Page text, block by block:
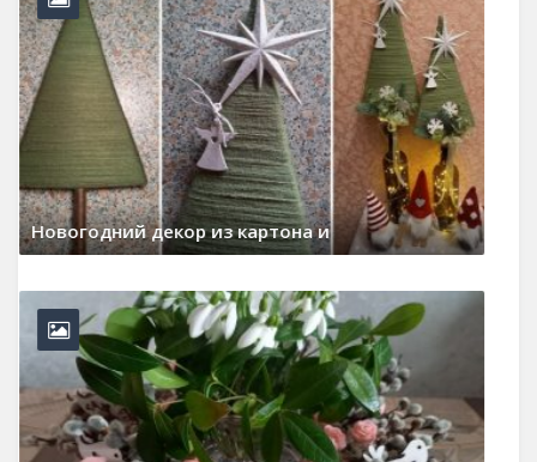
Декоративный венок из гипсофилы